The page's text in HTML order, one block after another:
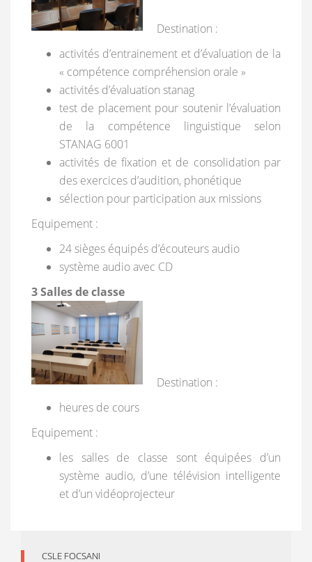
Destination :
activités d’entrainement et d’évaluation de la
« compétence compréhension orale »
activités d’évaluation stanag
test de placement pour soutenir l’évaluation
de la compétence linguistique selon
STANAG 6001
activités de fixation et de consolidation par
des exercices d’audition, phonétique
sélection pour participation aux missions
Equipement :
24 sièges équipés d’écouteurs audio
système audio avec CD
3 Salles de classe
Destination :
heures de cours
Equipement :
les salles de classe sont équipées d’un
système audio, d’une télévision intelligente
et d’un vidéoprojecteur
CSLE FOCSANI